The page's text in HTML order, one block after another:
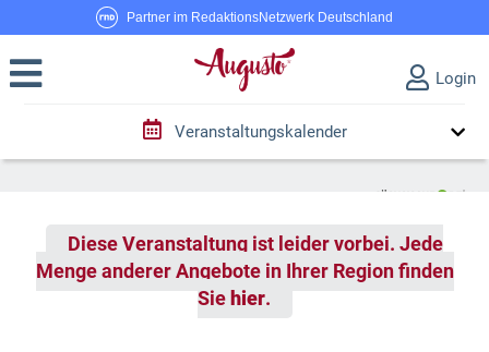
Partner im RedaktionsNetzwerk Deutschland
Login
Veranstaltungskalender
Diese Veranstaltung ist leider vorbei. Jede
Menge anderer Angebote in Ihrer Region finden
Sie hier.